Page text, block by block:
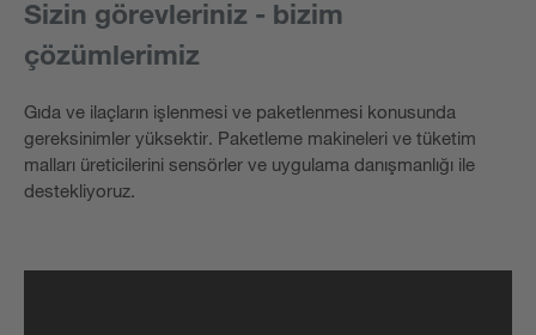
Sizin görevleriniz - bizim
çözümlerimiz
Gıda ve ilaçların işlenmesi ve paketlenmesi konusunda
gereksinimler yüksektir. Paketleme makineleri ve tüketim
malları üreticilerini sensörler ve uygulama danışmanlığı ile
destekliyoruz.